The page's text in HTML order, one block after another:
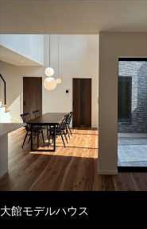
大館モデルハウス